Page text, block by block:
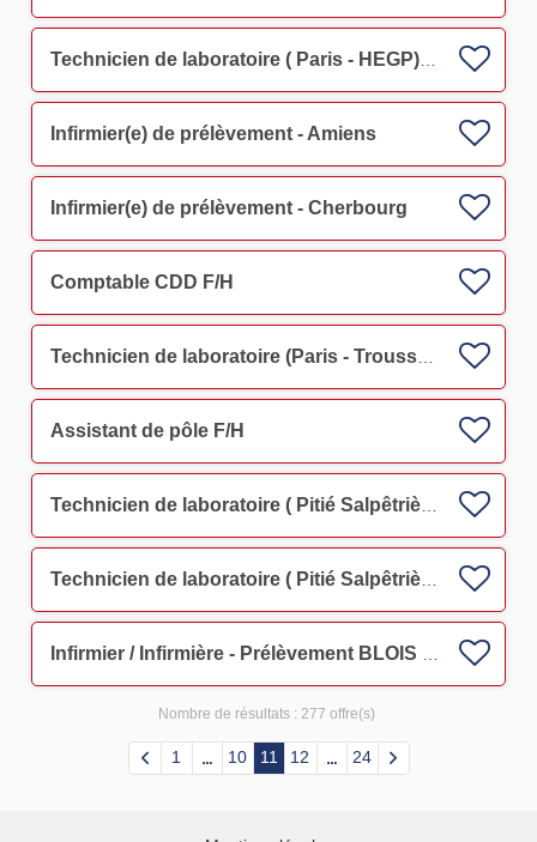
Infirmier(e) de prélèvement - Amiens
Infirmier(e) de prélèvement - Cherbourg
Comptable CDD F/H
Assistant de pôle F/H
Nombre de résultats : 277 offre(s)
1 10 11 12 24